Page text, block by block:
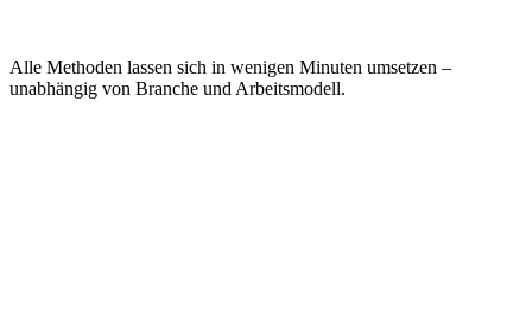
Alle Methoden lassen sich in wenigen Minuten umsetzen –
unabhängig von Branche und Arbeitsmodell.